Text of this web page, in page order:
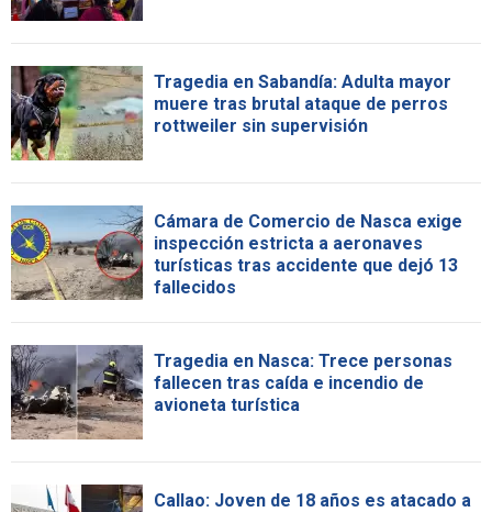
Tragedia en Sabandía: Adulta mayor
muere tras brutal ataque de perros
rottweiler sin supervisión
Cámara de Comercio de Nasca exige
inspección estricta a aeronaves
turísticas tras accidente que dejó 13
fallecidos
Tragedia en Nasca: Trece personas
fallecen tras caída e incendio de
avioneta turística
Callao: Joven de 18 años es atacado a